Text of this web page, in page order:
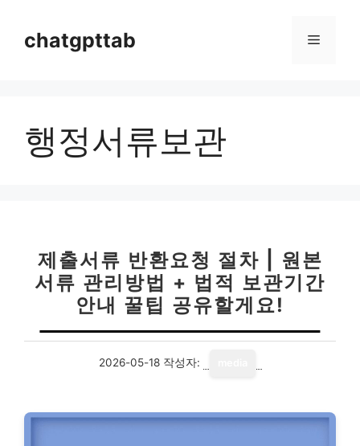
chatgpttab 메
행정서류보관
제출서류 반환요청 절차 | 원본
서류 관리방법 + 법적 보관기간
안내 꿀팁 공유할게요!
2026-05-18 작성자: